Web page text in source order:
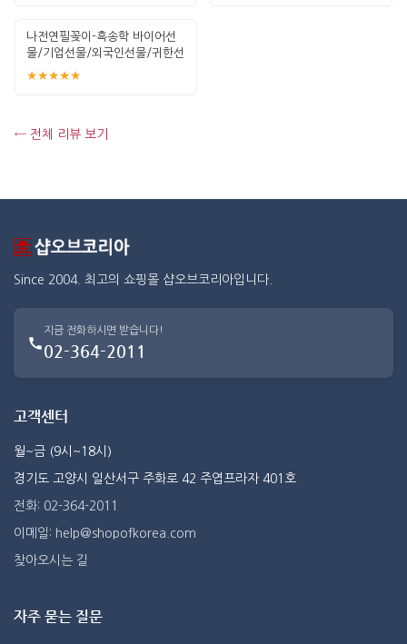
나전연필꽂이-흑송학 바이어선
물/기업선물/외국인선물/귀한선
물/고급선물/전통
★★★★★
← 전체 리뷰 보기
Since 2004. 최고의 쇼핑몰 샵오브코리아입니다.
지금 전화하시면 받습니다!
02-364-2011
고객센터
월~금 (9시~18시)
경기도 고양시 일산서구 주화로 42 주엽프라자 401호
전화: 02-364-2011
이메일: help@shopofkorea.com
찾아오시는 길
자주 묻는 질문